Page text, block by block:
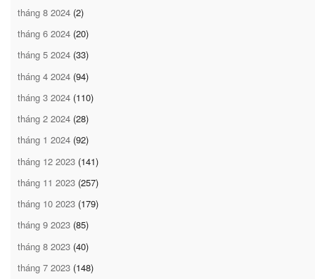
tháng 8 2024 (2)
tháng 6 2024 (20)
tháng 5 2024 (33)
tháng 4 2024 (94)
tháng 3 2024 (110)
tháng 2 2024 (28)
tháng 1 2024 (92)
tháng 12 2023 (141)
tháng 11 2023 (257)
tháng 10 2023 (179)
tháng 9 2023 (85)
tháng 8 2023 (40)
tháng 7 2023 (148)